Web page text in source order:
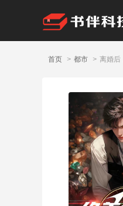
首页 > 都市 > 离婚后